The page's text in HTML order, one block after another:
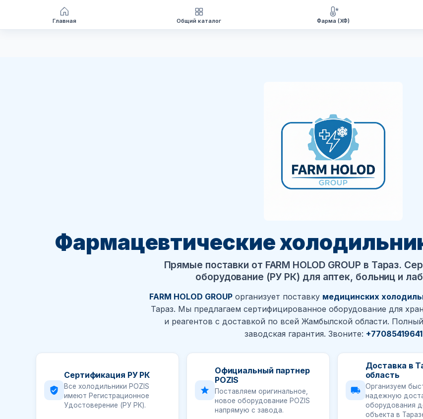
Перейти
Главная Общий каталог Фарма (ХФ)
Фармацевтические
Прямые поставки от FARM HOLOD GROUP в Тараз.
оборудование (РУ РК) для аптек, больниц и
FARM HOLOD GROUP организует поставку медицинских
Тараз. Мы предлагаем сертифицированное оборудование для
и реагентов с доставкой по всей Жамбылской области.
заводская гарантия. Звоните: +77085419641
Сертификация РУ РК
Все холодильники POZIS
имеют Регистрационное
Удостоверение (РУ РК).
Официальный партнер
POZIS
Поставляем оригинальное,
новое оборудование POZIS
напрямую с завода.
Доставка в
область
Организуем
надежную
оборудования
объекта в